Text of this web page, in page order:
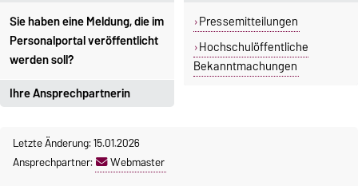
Sie haben eine Meldung, die im
Personalportal veröffentlicht
werden soll?
Ihre Ansprechpartnerin
Ines Perl
ines.perl@ovgu.de
Pressemitteilungen
Hochschulöffentliche
Bekanntmachungen
Letzte Änderung: 15.01.2026
Ansprechpartner:
Webmaster